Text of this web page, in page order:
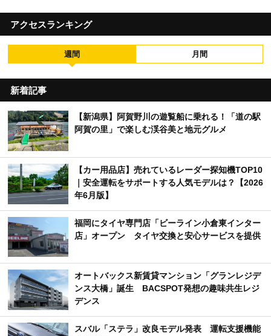
アクセスランキング
週間 月間
新着記事
【新潟県】阿賀野川の遊覧船に乗れる！「道の駅
阿賀の里」で楽しむ渓谷美と地元グルメ
【カー用品店】売れているレーダー探知機TOP10
｜安全運転をサポートする人気モデルは？【2026
年6月版】
福岡にタイヤ専門店「ビーライン小倉東インター
店」オープン タイヤ交換と安心サービスを提供
オートバックス新賃貸マンション「グランレジデ
ンス大橋」誕生 BACSPOT発想の趣味共生レジ
デンス
スバル「ステラ」改良モデル発表 運転支援機能